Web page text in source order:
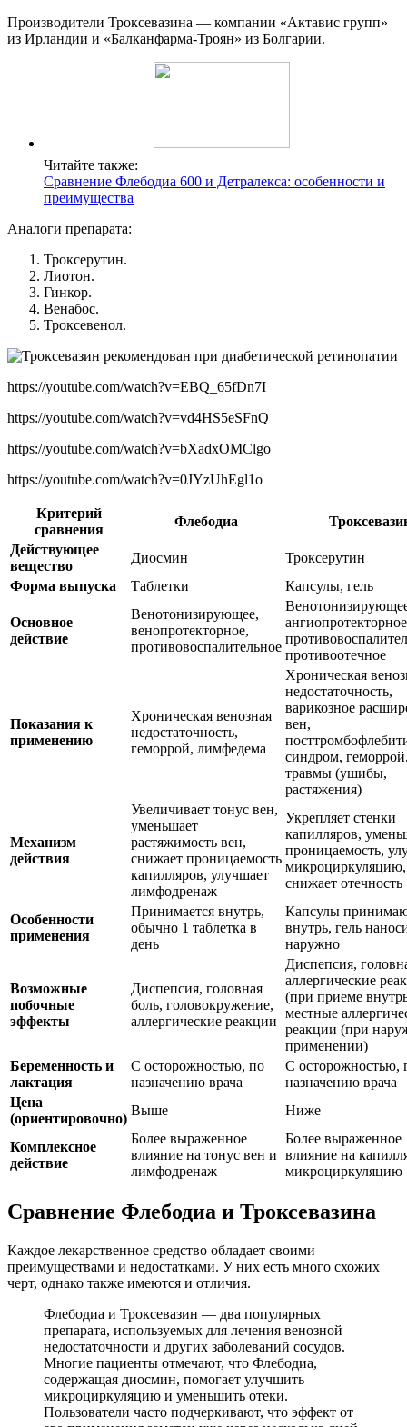
Производители Троксевазина — компании «Актавис групп»
из Ирландии и «Балканфарма-Троян» из Болгарии.
Читайте также:
Сравнение Флебодиа 600 и Детралекса: особенности и
преимущества
Аналоги препарата:
Троксерутин.
Лиотон.
Гинкор.
Венабос.
Троксевенол.
https://youtube.com/watch?v=EBQ_65fDn7I
https://youtube.com/watch?v=vd4HS5eSFnQ
https://youtube.com/watch?v=bXadxOMClgo
https://youtube.com/watch?v=0JYzUhEgl1o
Критерий
сравнения
Флебодиа
Действующее
вещество
Диосмин
Троксерутин
Форма выпуска
Таблетки Капсулы, гель
Основное
действие
Венотонизирующее,
венопротекторное,
противовоспалительное
противоотечное
Показания к
применению
Хроническая венозная
недостаточность,
геморрой, лимфедема
Хроническая
недостаточность,
варикозное
вен,
синдром,
травмы (ушибы,
растяжения)
Механизм
действия
Увеличивает тонус вен,
уменьшает
растяжимость вен,
снижает проницаемость
капилляров, улучшает
лимфодренаж
Укрепляет стенки
капилляров,
проницаемость,
микроциркуляцию,
снижает отечность
Особенности
применения
Принимается внутрь,
обычно 1 таблетка в
день
Капсулы
внутрь, гель
наружно
Возможные
побочные
эффекты
Диспепсия, головная
боль, головокружение,
аллергические реакции
Диспепсия,
аллергические
(при приеме
местные
реакции (при
применении)
Беременность и
лактация
С осторожностью, по
назначению врача
С осторожностью,
назначению врача
Цена
(ориентировочно)
Выше Ниже
Комплексное
действие
Более выраженное
влияние на тонус вен и
лимфодренаж
Более выраженное
влияние на
микроциркуляцию
Сравнение Флебодиа и Троксевазина
Каждое лекарственное средство обладает своими
преимуществами и недостатками. У них есть много схожих
черт, однако также имеются и отличия.
Флебодиа и Троксевазин — два популярных
препарата, используемых для лечения венозной
недостаточности и других заболеваний сосудов.
Многие пациенты отмечают, что Флебодиа,
содержащая диосмин, помогает улучшить
микроциркуляцию и уменьшить отеки.
Пользователи часто подчеркивают, что эффект от